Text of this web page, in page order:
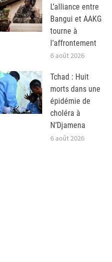
L’alliance entre
Bangui et AAKG
tourne à
l’affrontement
6 août 2026
Tchad : Huit
morts dans une
épidémie de
choléra à
N’Djamena
6 août 2026